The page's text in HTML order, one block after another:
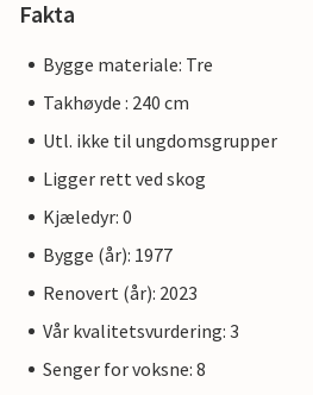
Fakta
Bygge materiale: Tre
Takhøyde : 240 cm
Utl. ikke til ungdomsgrupper
Ligger rett ved skog
Kjæledyr: 0
Bygge (år): 1977
Renovert (år): 2023
Vår kvalitetsvurdering: 3
Senger for voksne: 8